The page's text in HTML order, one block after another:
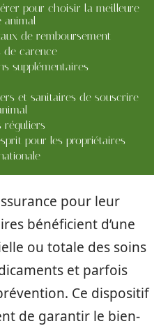
pour choisir la meilleure
animal
de remboursement
de carence
supplémentaires
et sanitaires de souscrire
réguliers
pour les propriétaires
pour leur
bénéficient d’une
ou totale des soins
et parfois
Ce dispositif
de garantir le bien-